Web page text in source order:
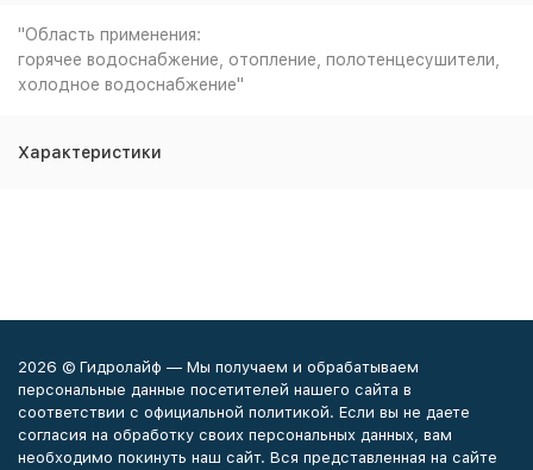
"Область применения:
горячее водоснабжение, отопление, полотенцесушители,
холодное водоснабжение"
Характеристики
2026 © Гидролайф — Мы получаем и обрабатываем
персональные данные посетителей нашего сайта в
соответствии с официальной политикой. Если вы не даете
согласия на обработку своих персональных данных, вам
необходимо покинуть наш сайт. Вся представленная на сайте